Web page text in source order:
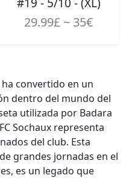
29.99£ ~ 35€
convertido en un
dentro del mundo del
utilizada por Badara
Sochaux representa
del club. Esta
grandes jornadas en el
es un legado que